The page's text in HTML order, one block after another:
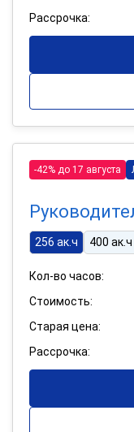
Рассрочка:
-42% до 17 августа
256 ак.ч 400 ак.ч
Кол-во часов:
Стоимость:
Старая цена:
Рассрочка: